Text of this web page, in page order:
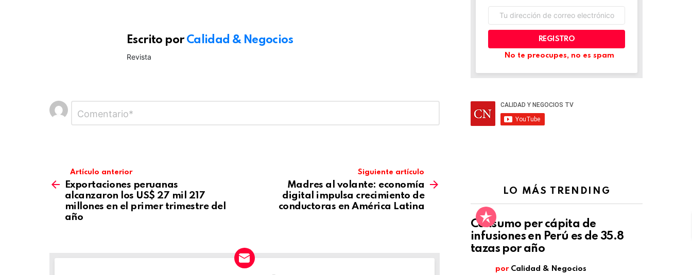
Escrito porCalidad & Negocios
Revista
Deja
una
Artículo anterior
Exportaciones peruanas
alcanzaron los US$ 27 mil 217
millones en el primer trimestre del
año
Siguiente artículo
Madres al volante: economía
digital impulsa crecimiento de
conductoras en América Latina
correo
No te preocupes, no es spam
LO MÁS TRENDING
Consumo per cápita de
infusiones en Perú es de 35.8
tazas por año
por Calidad & Negocios